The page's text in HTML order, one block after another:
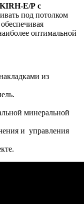
E/P с
под потолком
оптимальной
из
минеральной
и управления